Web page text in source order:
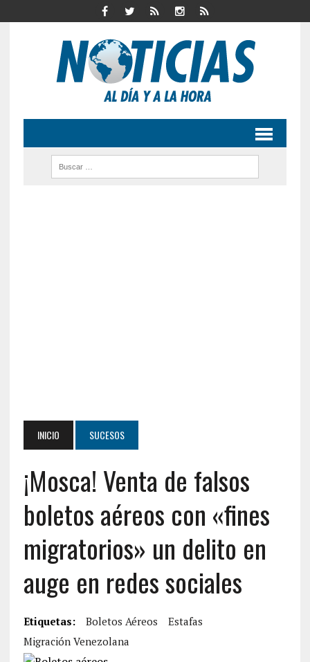
INICIO SUCESOS
¡Mosca! Venta de falsos
boletos aéreos con «fines
migratorios» un delito en
auge en redes sociales
Etiquetas: Boletos Aéreos
Estafas
Migración Venezolana